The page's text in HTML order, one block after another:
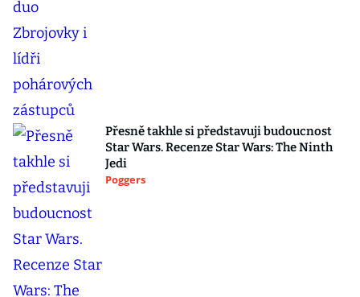
Přesně takhle si představuji budoucnost
Star Wars. Recenze Star Wars: The Ninth
Jedi
Poggers